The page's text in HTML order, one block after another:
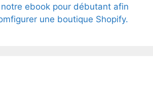
ebook pour débutant afin
une boutique Shopify.